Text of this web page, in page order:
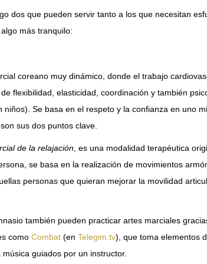
dos que pueden servir tanto a los que necesitan
más tranquilo:
coreano muy dinámico, donde el trabajo
flexibilidad, elasticidad, coordinación y también
Se basa en el respeto y la confianza en uno
sus dos puntos clave.
de la relajación, es una modalidad terapéutica
se basa en la realización de movimientos
personas que quieran mejorar la movilidad
también pueden practicar artes marciales
como Combat(en Telegim.tv), que toma elementos
guiados por un instructor.